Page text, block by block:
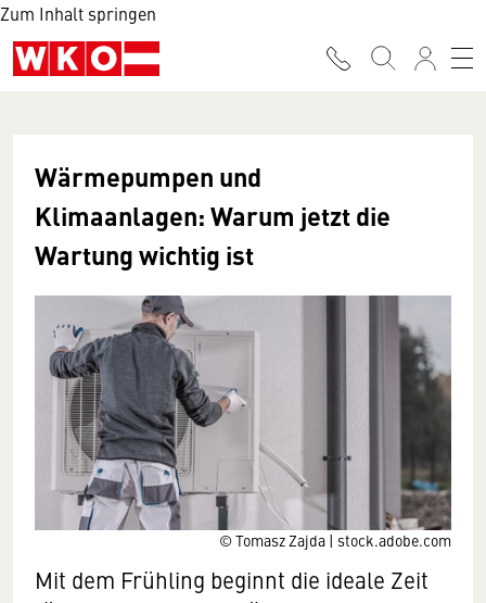
Zum Inhalt springen
© Tomasz Zajda | stock.adobe.com
Wärmepumpen und
Klimaanlagen: Warum jetzt die
Wartung wichtig ist
Mit dem Frühling beginnt die ideale Zeit